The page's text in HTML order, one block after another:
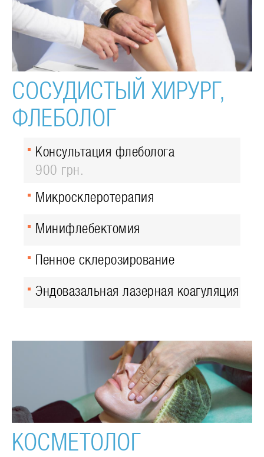
СОСУДИСТЫЙ ХИРУРГ,
ФЛЕБОЛОГ
Консультация флеболога
900 грн.
Микросклеротерапия
Минифлебектомия
Пенное склерозирование
Эндовазальная лазерная коагуляция
КОСМЕТОЛОГ